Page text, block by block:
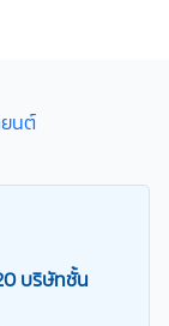
บริษัทชั้น